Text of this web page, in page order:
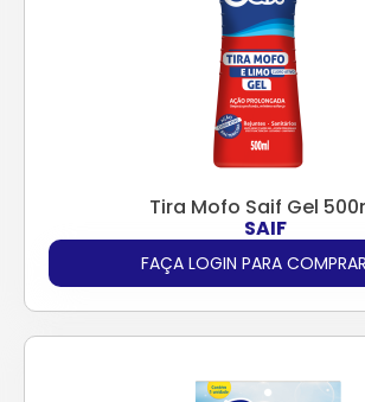
Tira Mofo Saif Gel
SAIF
FAÇA LOGIN PARA COMPRAR